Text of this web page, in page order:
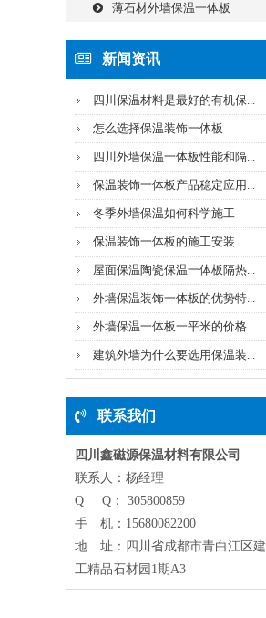
薄石材外墙保温一体板
新闻资讯
四川保温材料是最好的有机保...
怎么选择保温装饰一体板
四川外墙保温一体板性能和隔...
保温装饰一体板产品稳定应用...
冬季外墙保温如何科学施工
保温装饰一体板的施工安装
屋面保温陶瓷保温一体板隔热...
外墙保温装饰一体板的优势特...
外墙保温一体板一平米的价格
建筑外墙为什么要选用保温装...
联系我们
四川鑫磁源保温材料有限公司
联系人：杨经理
Q Q： 305800859
手 机：15680082200
地 址：四川省成都市青白江区建
工精品石材园1期A3